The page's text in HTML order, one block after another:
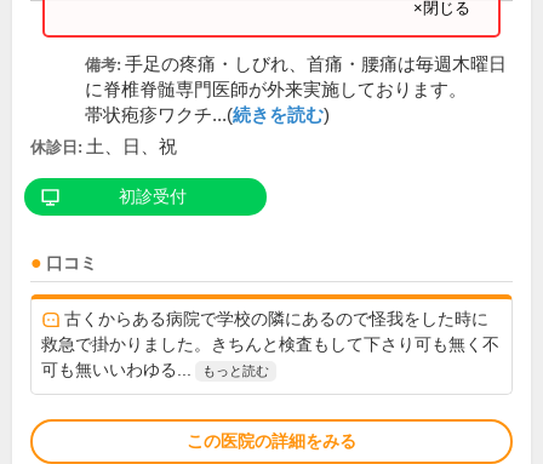
×閉じる
備考: 手足の疼痛・しびれ、首痛・腰痛は毎週木曜日
に脊椎脊髄専門医師が外来実施しております。
帯状疱疹ワクチ...(続きを読む)
休診日: 土、日、祝
初診受付
口コミ
古くからある病院で学校の隣にあるので怪我をした時に
救急で掛かりました。きちんと検査もして下さり可も無く不
可も無いいわゆる...
もっと読む
この医院の詳細をみる